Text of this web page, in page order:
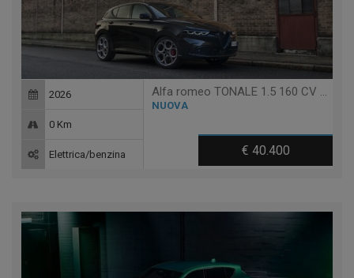
Alfa romeo TONALE 1.5 160 CV MHEV TCT7 SPRINT
NUOVA
€ 40.400
2026
0 Km
Elettrica/benzina